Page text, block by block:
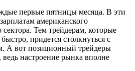
первые пятницы месяца. В эти
американского
сектора. Тем трейдерам, которые
придется столкнуться с
А вот позиционный трейдеры
настроение рынка вполне